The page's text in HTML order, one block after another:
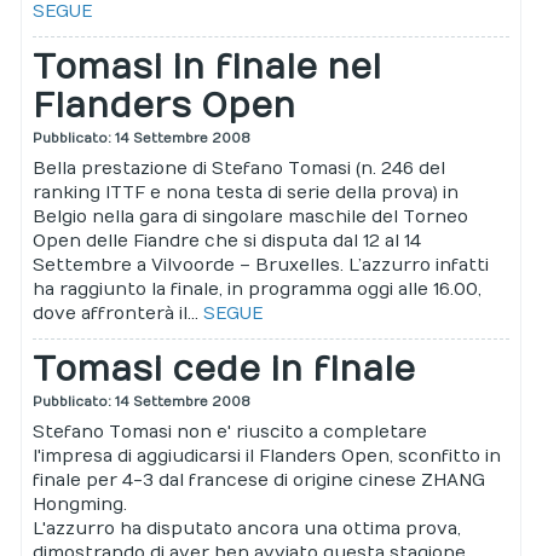
SEGUE
Tomasi in finale nel
Flanders Open
Pubblicato: 14 Settembre 2008
Bella prestazione di Stefano Tomasi (n. 246 del
ranking ITTF e nona testa di serie della prova) in
Belgio nella gara di singolare maschile del Torneo
Open delle Fiandre che si disputa dal 12 al 14
Settembre a Vilvoorde – Bruxelles. L’azzurro infatti
ha raggiunto la finale, in programma oggi alle 16.00,
dove affronterà il...SEGUE
Tomasi cede in finale
Pubblicato: 14 Settembre 2008
Stefano Tomasi non e' riuscito a completare
l'impresa di aggiudicarsi il Flanders Open, sconfitto in
finale per 4-3 dal francese di origine cinese ZHANG
Hongming.
L'azzurro ha disputato ancora una ottima prova,